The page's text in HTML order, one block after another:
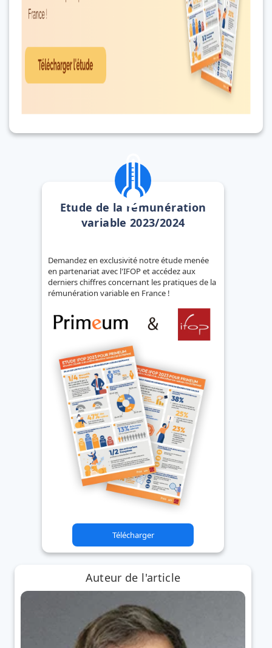
Etude de la rémunération
variable 2023/2024
Demandez en exclusivité notre étude menée
en partenariat avec l'IFOP et accédez aux
derniers chiffres concernant les pratiques de la
rémunération variable en France !
Télécharger
Auteur de l'article